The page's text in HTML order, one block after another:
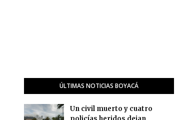
ÚLTIMAS NOTICIAS BOYACÁ
Un civil muerto y cuatro